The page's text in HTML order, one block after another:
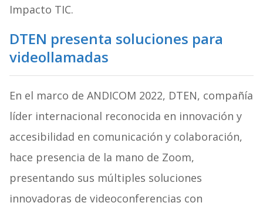
Impacto TIC.
DTEN presenta soluciones para
videollamadas
En el marco de ANDICOM 2022, DTEN, compañía
líder internacional reconocida en innovación y
accesibilidad en comunicación y colaboración,
hace presencia de la mano de Zoom,
presentando sus múltiples soluciones
innovadoras de videoconferencias con